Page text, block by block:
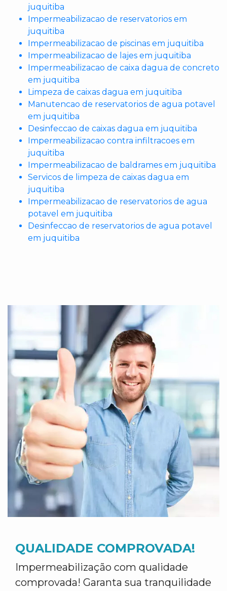
juquitiba
Impermeabilizacao de reservatorios em
juquitiba
Impermeabilizacao de piscinas em juquitiba
Impermeabilizacao de lajes em juquitiba
Impermeabilizacao de caixa dagua de concreto
em juquitiba
Limpeza de caixas dagua em juquitiba
Manutencao de reservatorios de agua potavel
em juquitiba
Desinfeccao de caixas dagua em juquitiba
Impermeabilizacao contra infiltracoes em
juquitiba
Impermeabilizacao de baldrames em juquitiba
Servicos de limpeza de caixas dagua em
juquitiba
Impermeabilizacao de reservatorios de agua
potavel em juquitiba
Desinfeccao de reservatorios de agua potavel
em juquitiba
QUALIDADE COMPROVADA!
Impermeabilização com qualidade
comprovada! Garanta sua tranquilidade